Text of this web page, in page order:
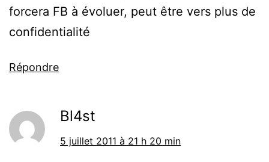
forcera FB à évoluer, peut être vers plus de
confidentialité
Répondre
Bl4st
5 juillet 2011 à 21 h 20 min